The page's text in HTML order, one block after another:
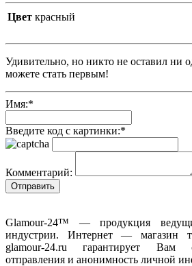
Цвет красный
Удивительно, но никто не оставил ни
можете стать первым!
Имя:*
Введите код с картинки:*
Комментарий:
Glamour-24™ — продукция
индустрии. Интернет — магазин
glamour-24.ru гарантирует Вам
отправления и анонимность личной